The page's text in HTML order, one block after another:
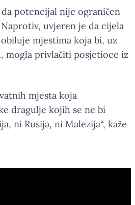
potencijal nije ograničen
uvjeren je da cijela
mjestima koja bi, uz
mogla privlačiti posjetioce iz
mjesta koja
dragulje kojih se ne bi
ni Rusija, ni Malezija“, kaže